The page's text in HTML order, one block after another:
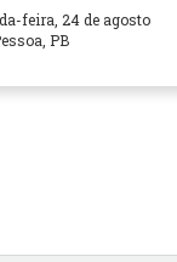
feira, 24 de agosto
PB